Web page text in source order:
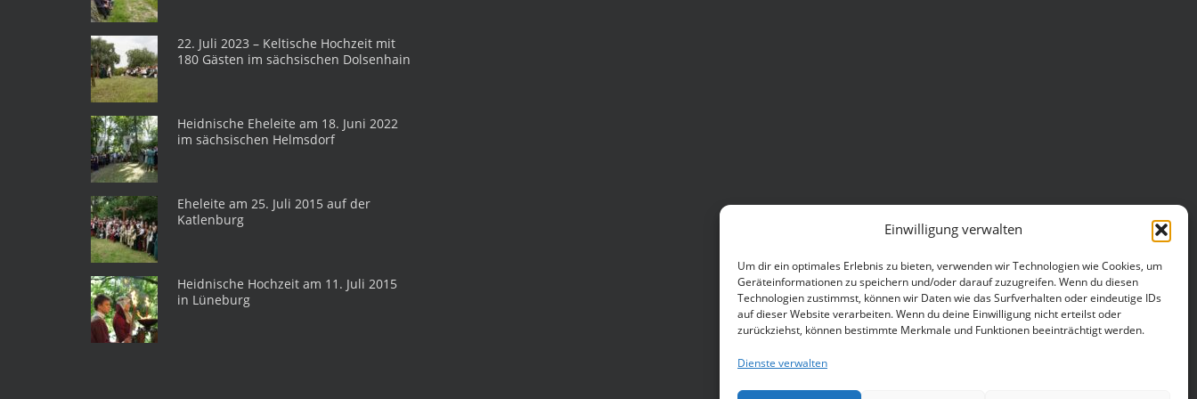
Einwilligung verwalten
Um dir ein optimales Erlebnis zu bieten, verwenden wir Technologien wie Cookies, um
Geräteinformationen zu speichern und/oder darauf zuzugreifen. Wenn du diesen
Technologien zustimmst, können wir Daten wie das Surfverhalten oder eindeutige IDs
auf dieser Website verarbeiten. Wenn du deine Einwilligung nicht erteilst oder
zurückziehst, können bestimmte Merkmale und Funktionen beeinträchtigt werden.
Dienste verwalten
22. Juli 2023 – Keltische Hochzeit mit
180 Gästen im sächsischen Dolsenhain
Heidnische Eheleite am 18. Juni 2022
im sächsischen Helmsdorf
Eheleite am 25. Juli 2015 auf der
Katlenburg
Heidnische Hochzeit am 11. Juli 2015
in Lüneburg